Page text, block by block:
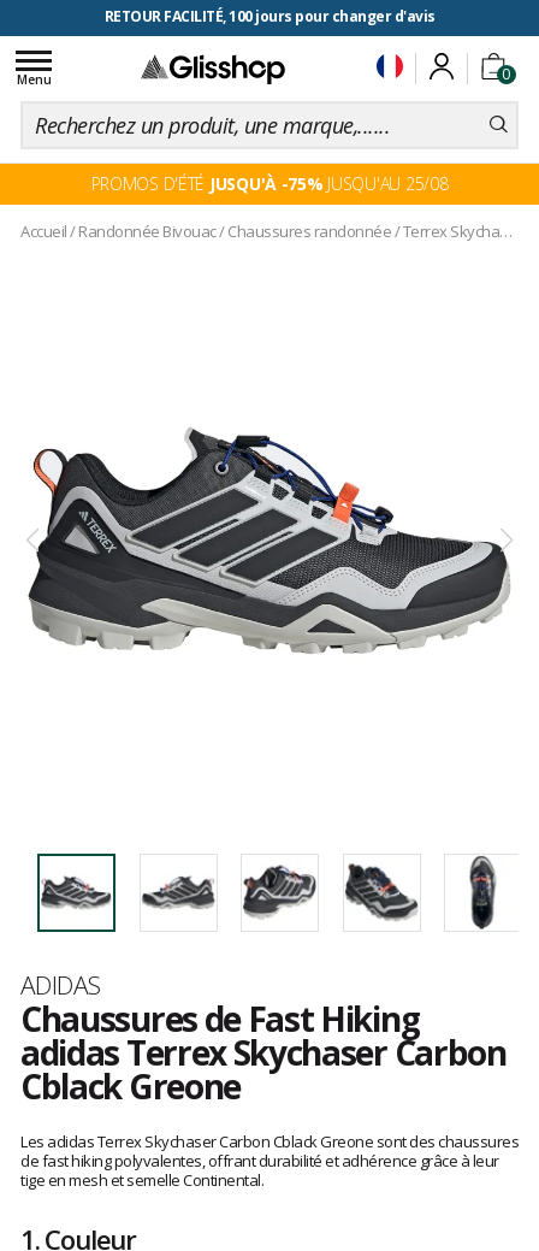
RETOUR FACILITÉ, 100 jours pour changer d'avis
0
Toggle
navigation
Menu
PROMOS D'ÉTÉ JUSQU'À -75% JUSQU'AU 25/08
Accueil/Randonnée Bivouac/Chaussures randonnée/Terrex Skychaser Carbon Cblack Greone
Marque
ADIDAS
Chaussures de Fast Hiking
adidas Terrex Skychaser Carbon
Cblack Greone
avis
clients
Les adidas Terrex Skychaser Carbon Cblack Greone sont des chaussures
de fast hiking polyvalentes, offrant durabilité et adhérence grâce à leur
tige en mesh et semelle Continental.
1.Couleur